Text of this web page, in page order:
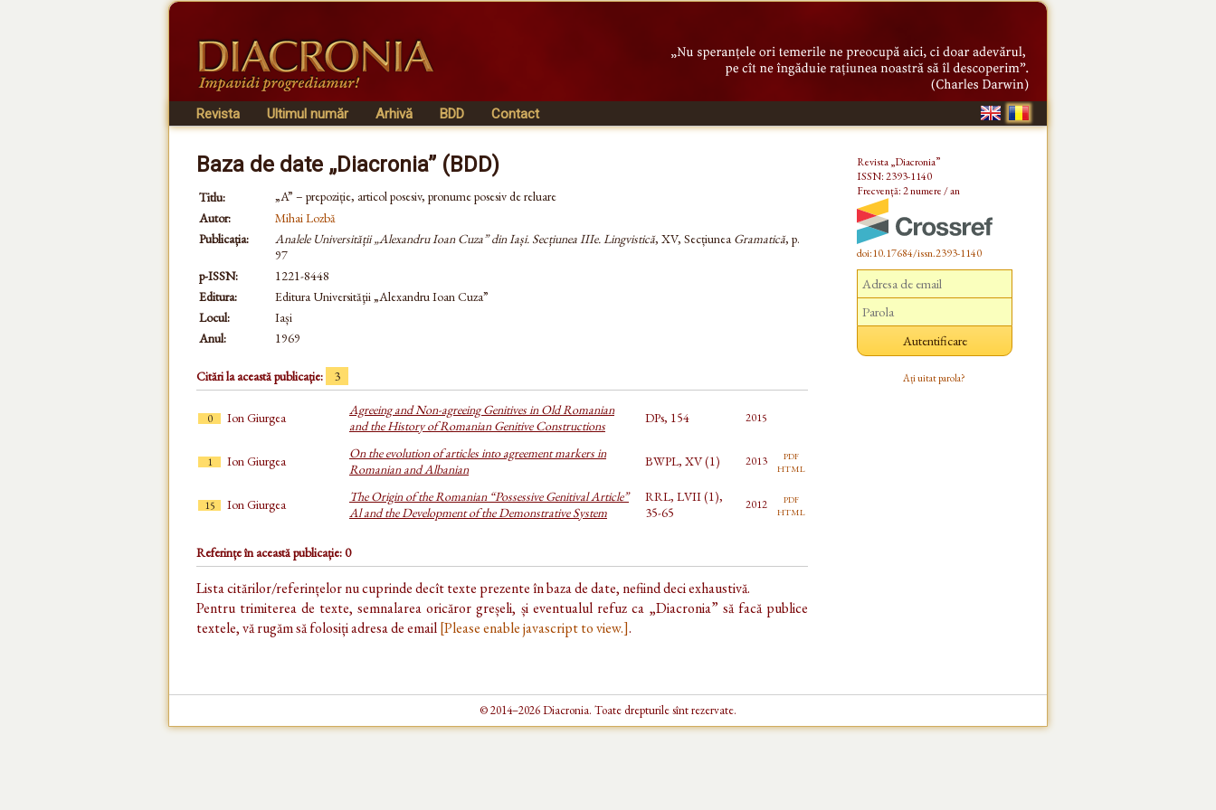
Revista Ultimul număr Arhivă BDD Contact
Baza de date „Diacronia” (BDD)
Titlu:
„A” – prepoziție, articol posesiv, pronume posesiv de reluare
Autor:
Mihai Lozbă
Publicația:
Analele Universității „Alexandru Ioan Cuza” din Iași. Secțiunea IIIe. Lingvistică, XV, SecțiuneaGramatică, p.
97
p-ISSN:
1221-8448
Editura:
Editura Universităţii „Alexandru Ioan Cuza”
Locul:
Iași
Anul:
1969
Citări la această publicație: 3
0 Ion Giurgea
Agreeing and Non-agreeing Genitives in Old Romanian
and the History of Romanian Genitive Constructions
DPs, 154 2015
1 Ion Giurgea
On the evolution of articles into agreement markers in
Romanian and Albanian
BWPL, XV (1) 2013 pdf
html
15 Ion Giurgea
The Origin of the Romanian “Possessive Genitival Article”
Al and the Development of the Demonstrative System
RRL, LVII (1),
35-65
2012 pdf
html
Referințe în această publicație: 0
Lista citărilor/referințelor nu cuprinde decît texte prezente în baza de date, nefiind deci exhaustivă.
Pentru trimiterea de texte, semnalarea oricăror greșeli, și eventualul refuz ca „Diacronia” să facă publice
textele, vă rugăm să folosiți adresa de email[Please enable javascript to view.].
Revista „Diacronia”
ISSN: 2393-1140
Frecvență: 2 numere / an
doi:10.17684/issn.2393-1140
Ați uitat parola?
© 2014–2026 Diacronia. Toate drepturile sînt rezervate.